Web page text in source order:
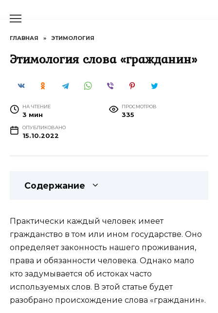
ГЛАВНАЯ » ЭТИМОЛОГИЯ
Этимология слова «гражданин»
НА ЧТЕНИЕ
3 мин
ПРОСМОТРОВ
335
ОПУБЛИКОВАНО
15.10.2022
Содержание
Практически каждый человек имеет
гражданство в том или ином государстве. Оно
определяет законность нашего проживания,
права и обязанности человека. Однако мало
кто задумывается об истоках часто
используемых слов. В этой статье будет
разобрано происхождение слова «гражданин».